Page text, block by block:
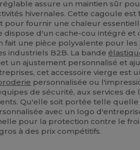
assure un maintien sûr
hivernales. Cette cagoule est
pour fournir une chaleur
dispose d'un cache-cou intégré et
fait une pièce polyvalente pour les
industriels B2B. La bande
un ajustement personnalisé et
cet accessoire vierge est
personnalisée ou
de sécurité, aux services de
Qu'elle soit portée telle
avec un logo
pour la protection contre le
à des prix compétitifs.